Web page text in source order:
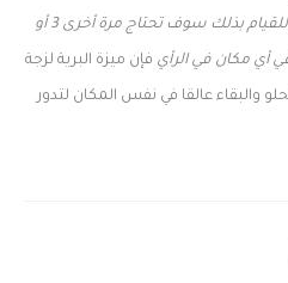
والحصول على كتاب الآلهة للقيام بذلك سوف تحتاج مرة أخرى 3 أو
أي مكان في الرأي فإن ميزة البرية لزجة
والبقاء عالقا في نفس المكان لتدور